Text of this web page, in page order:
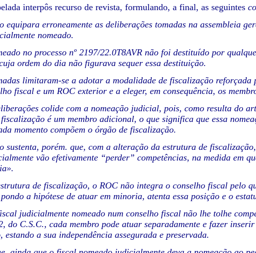
interpôs recurso de revista, formulando, a final, as seguintes
equipara erroneamente as deliberações tomadas na assembleia
nomeado.
no processo nº 2197/22.0T8AVR não foi destituído por
ordem do dia não figurava sequer essa destituição.
limitaram-se a adotar a modalidade de fiscalização
fiscal e um ROC exterior e a eleger, em consequência, os
colide com a nomeação judicial, pois, como resulta do
é um membro adicional, o que significa que essa
momento compõem o órgão de fiscalização.
sustenta, porém. que, com a alteração da estrutura de
vão efetivamente “perder” competências, na medida em
de fiscalização, o ROC não integra o conselho fiscal pelo
a hipótese de atuar em minoria, atenta essa posição e o
judicialmente nomeado num conselho fiscal não lhe tolhe
do C.S.C., cada membro pode atuar separadamente e fazer
estando a sua independência assegurada e preservada.